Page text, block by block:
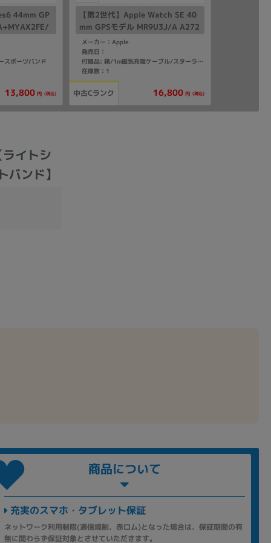
44mm GP
スポーツバンド
13,800 円 (税込)
【第2世代】Apple Watch SE 40
mm GPSモデル MR9U3J/A A272
2【スターライトアルミニウムケ
ース/スターライトスポーツバン
ド】
メーカー：Apple
発売日：
付属品: 箱/1m磁気充電ケーブル/スターライトスポーツバンド(S/M)/マニュアル
在庫数：1
中古Cランク 16,800 円 (税込)
イトシ
ンド】
商品について
充実のスマホ・タブレット保証
ネットワーク利用制限(通信規制、赤ロム)となった場合は、保証期間の有
無に関わらず保証対象とさせていただきます。